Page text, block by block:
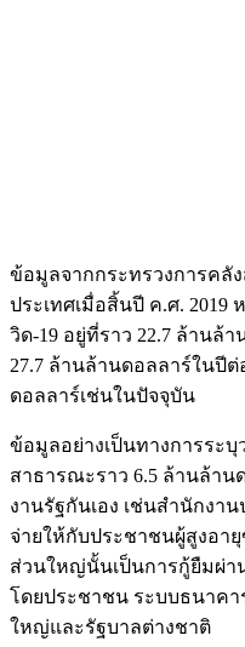
ข้อมูลจากกระทรวงการคลั
ประเทศเมื่อสิ้นปี ค.ศ. 2019
วิด-19 อยู่ที่ราว 22.7 ล้านล้
27.7 ล้านล้านดอลลาร์ในปี
ดอลลาร์เช่นในปัจจุบัน
ข้อมูลอย่างเป็นทางการระ
สาธารณะราว 6.5 ล้านล้าน
งานรัฐกันเอง เช่นสำนักงา
จ่ายให้กับประชาชนผู้สูงอา
ส่วนใหญ่นั้นเป็นการกู้ยืมผ่า
โดยประชาชน ระบบธนาค
ใหญ่และรัฐบาลต่างชาติ